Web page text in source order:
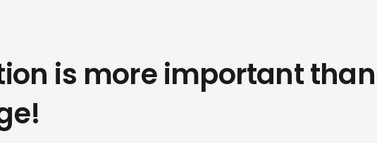
is more important than